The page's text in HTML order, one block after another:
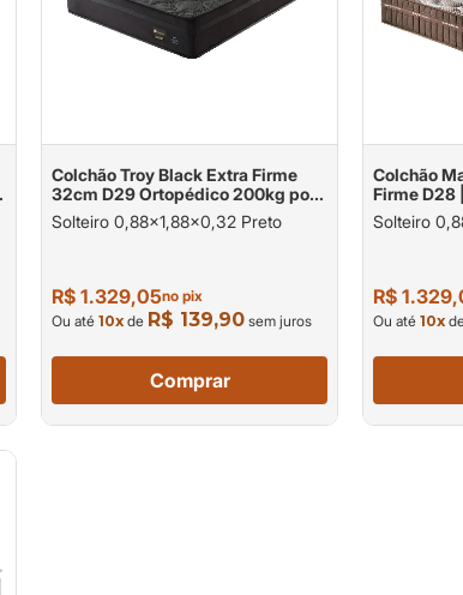
Colchão Troy Black Extra Firme
32cm D29 Ortopédico 200kg por
pessoa
Solteiro 0,88x1,88x0,32 Preto
R$ 1.329,05no pix
Ou até10x de R$ 139,90 sem juros
Comprar
Colchão
Firme D28
pessoa
Solteiro
R$
Ou até10x